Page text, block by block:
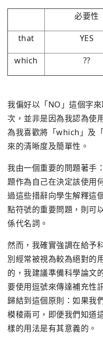
必要性
that YES
which ??
我偏好以「NO」這個字
次，並非是因為我認為使
為我喜歡將「which」及
來的清晰度及簡單性。
我由一個重要的問題著手
題作為自己在決定該使用
過這些措辭向學生解釋這
點符號的重要問題，則可
係代名詞。
然而，我確實強調在給予
別經常被視為較為絕對的
的，我建議準備科學論文
要使用逗號來傳達補充性
歸結到這個原則：如果我
模稜兩可，即便我們知道
樣的用法是有其意義的。